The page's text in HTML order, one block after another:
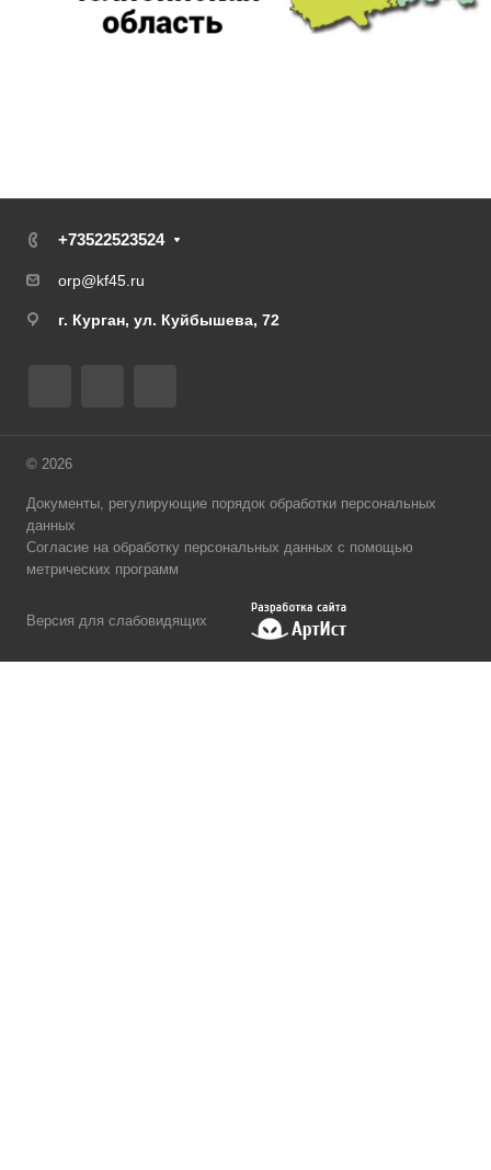
+73522523524
orp@kf45.ru
г. Курган, ул. Куйбышева, 72
© 2026
Документы, регулирующие порядок обработки персональных
данных
Согласие на обработку персональных данных с помощью
метрических программ
Версия для слабовидящих